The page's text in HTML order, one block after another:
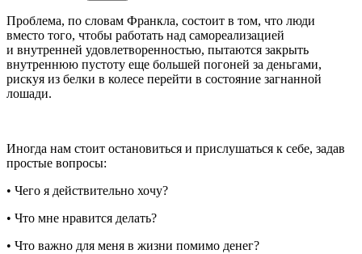
Проблема, по словам Франкла, состоит в том, что люди
вместо того, чтобы работать над самореализацией
и внутренней удовлетворенностью, пытаются закрыть
внутреннюю пустоту еще большей погоней за деньгами,
рискуя из белки в колесе перейти в состояние загнанной
лошади.
Иногда нам стоит остановиться и прислушаться к себе, задав
простые вопросы:
• Чего я действительно хочу?
• Что мне нравится делать?
• Что важно для меня в жизни помимо денег?